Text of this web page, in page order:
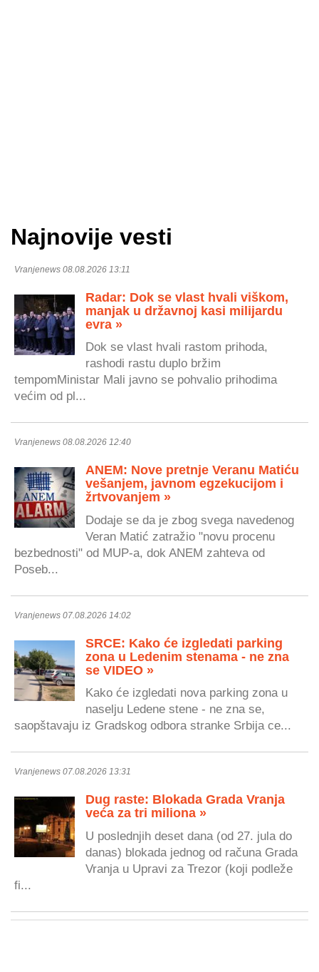
Najnovije vesti
Vranjenews 08.08.2026 13:11
Radar: Dok se vlast hvali viškom,
manjak u državnoj kasi milijardu
evra »
Dok se vlast hvali rastom prihoda,
rashodi rastu duplo bržim
tempomMinistar Mali javno se pohvalio prihodima
većim od pl...
Vranjenews 08.08.2026 12:40
ANEM: Nove pretnje Veranu Matiću
vešanjem, javnom egzekucijom i
žrtvovanjem »
Dodaje se da je zbog svega navedenog
Veran Matić zatražio "novu procenu
bezbednosti" od MUP-a, dok ANEM zahteva od
Poseb...
Vranjenews 07.08.2026 14:02
SRCE: Kako će izgledati parking
zona u Ledenim stenama - ne zna
se VIDEO »
Kako će izgledati nova parking zona u
naselju Ledene stene - ne zna se,
saopštavaju iz Gradskog odbora stranke Srbija ce...
Vranjenews 07.08.2026 13:31
Dug raste: Blokada Grada Vranja
veća za tri miliona »
U poslednjih deset dana (od 27. jula do
danas) blokada jednog od računa Grada
Vranja u Upravi za Trezor (koji podleže
fi...